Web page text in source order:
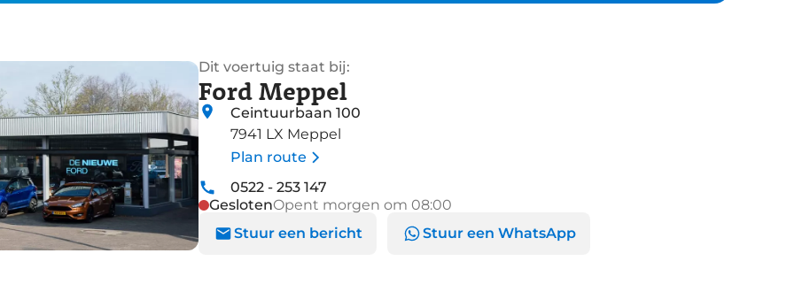
Dit voertuig staat bij:
Ford Meppel
Ceintuurbaan 100
7941 LX Meppel
Plan route
0522 - 253 147
GeslotenOpent morgen om 08:00
Stuur een bericht
Stuur een WhatsApp